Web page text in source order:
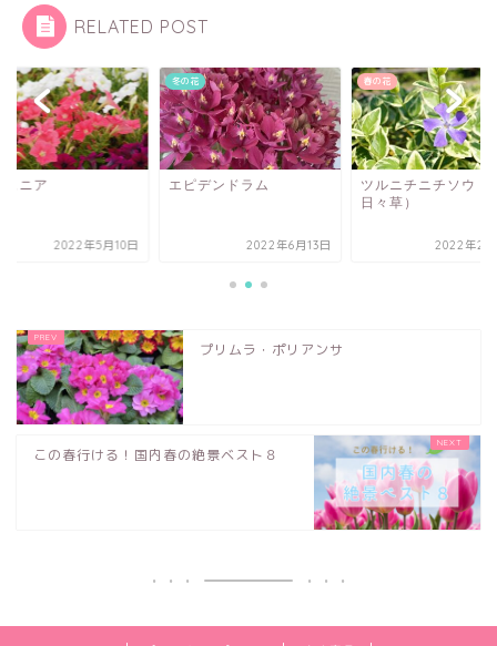
RELATED POST
ュニア
2022年5月10日
冬の花
エピデンドラム
2022年6月13日
春の花
ツルニチニチソウ（
日々草）
2022年2
プリムラ・ポリアンサ
この春行ける！国内春の絶景ベスト８